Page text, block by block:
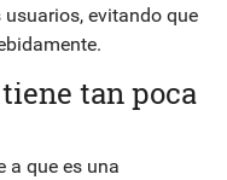
evitando que
tan poca
a que es una